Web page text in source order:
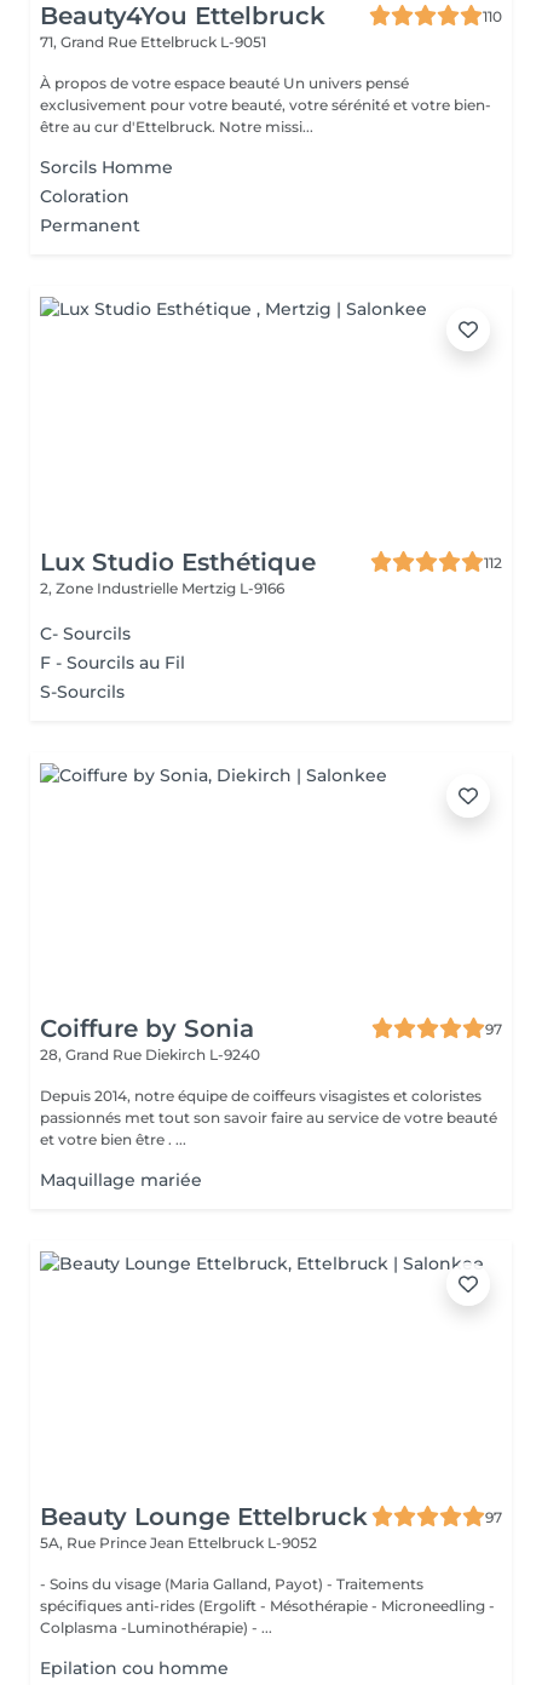
Beauty4You Ettelbruck
110
71, Grand Rue Ettelbruck L-9051
À propos de votre espace beauté Un univers pensé
exclusivement pour votre beauté, votre sérénité et votre bien-
être au cur d'Ettelbruck. Notre missi...
Sorcils Homme
Coloration
Permanent
Lux Studio Esthétique
112
2, Zone Industrielle Mertzig L-9166
C- Sourcils
F - Sourcils au Fil
S-Sourcils
Coiffure by Sonia
97
28, Grand Rue Diekirch L-9240
Depuis 2014, notre équipe de coiffeurs visagistes et coloristes
passionnés met tout son savoir faire au service de votre beauté
et votre bien être . ...
Maquillage mariée
Beauty Lounge Ettelbruck
97
5A, Rue Prince Jean Ettelbruck L-9052
- Soins du visage (Maria Galland, Payot) - Traitements
spécifiques anti-rides (Ergolift - Mésothérapie - Microneedling -
Colplasma -Luminothérapie) - ...
Epilation cou homme